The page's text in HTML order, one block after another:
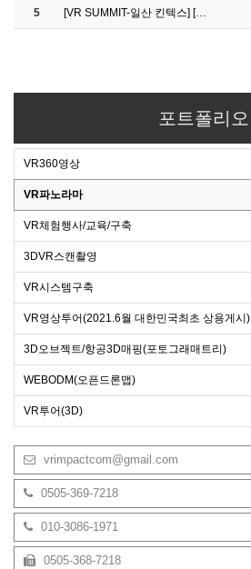
5 [VR SUMMIT-일산 킨텍스] […
포트폴리오
VR360영상
VR파노라마
VR체험행사/교육/구축
3DVR스캔촬영
VR시스템구축
VR영상투어(2021.6월 대한민국최초 상용게시)
3D오브젝트/항공3D매핑(포토그래매트리)
WEBODM(오픈드론맵)
VR투어(3D)
vrimpactcom@gmail.com
0505-369-7218
010-3086-1971
0505-368-7218